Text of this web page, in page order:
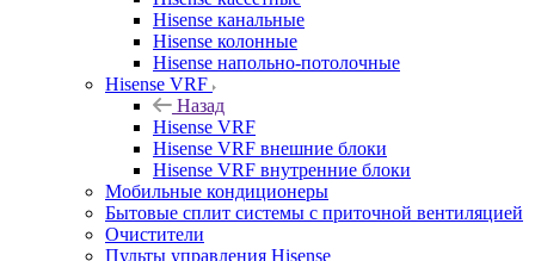
Hisense канальные
Hisense колонные
Hisense напольно-потолочные
Hisense VRF
Назад
Hisense VRF
Hisense VRF внешние блоки
Hisense VRF внутренние блоки
Мобильные кондиционеры
Бытовые сплит системы с приточной вентиляцией
Очистители
Пульты управления Hisense